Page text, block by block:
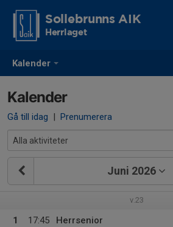
Kalender
Sollebrunns AIK
Herrlaget
Kalender
Gå till idag | Prenumerera
Juni 2026
v.23
1
17:45
Herrsenior